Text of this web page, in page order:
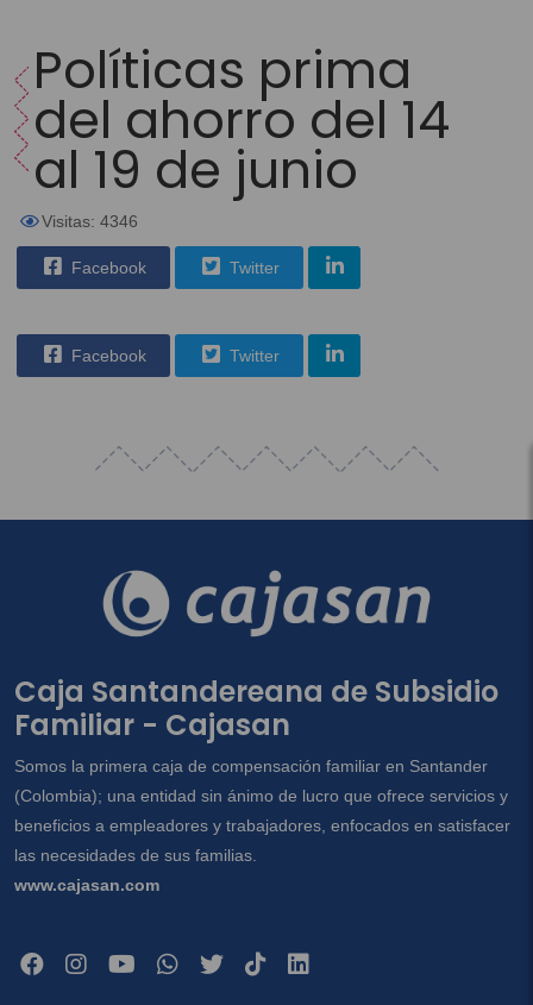
Políticas prima
del ahorro del 14
al 19 de junio
Visitas: 4346
Facebook Twitter
Facebook Twitter
Caja Santandereana de Subsidio
Familiar - Cajasan
Somos la primera caja de compensación familiar en Santander
(Colombia); una entidad sin ánimo de lucro que ofrece servicios y
beneficios a empleadores y trabajadores, enfocados en satisfacer
las necesidades de sus familias.
www.cajasan.com